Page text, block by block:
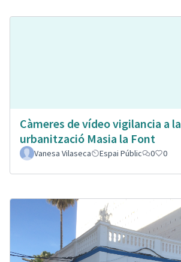
Càmeres de vídeo vigilancia a la
urbanització Masia la Font
Vanesa Vilaseca Espai Públic 0 0